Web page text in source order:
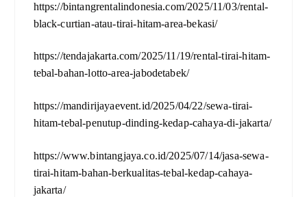
https://bintangrentalindonesia.com/2025/11/03/rental-
black-curtian-atau-tirai-hitam-area-bekasi/
https://tendajakarta.com/2025/11/19/rental-tirai-hitam-
tebal-bahan-lotto-area-jabodetabek/
https://mandirijayaevent.id/2025/04/22/sewa-tirai-
hitam-tebal-penutup-dinding-kedap-cahaya-di-jakarta/
https://www.bintangjaya.co.id/2025/07/14/jasa-sewa-
tirai-hitam-bahan-berkualitas-tebal-kedap-cahaya-
jakarta/